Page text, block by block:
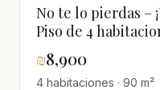
No te lo pierdas –
Piso de 4
corazón de
Hayarkon
₪8,900
4 habitaciones · 90 m²